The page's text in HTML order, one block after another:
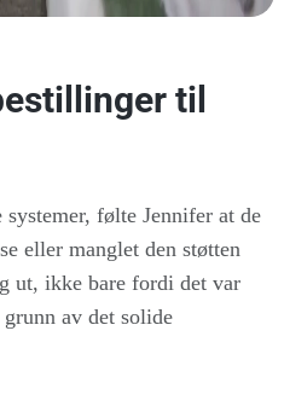
til
følte Jennifer at de
eller manglet den støtten
ut, ikke bare fordi det var
av det solide